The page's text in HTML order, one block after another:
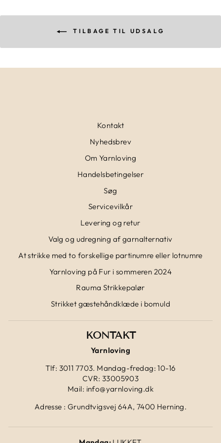
TILBAGE TIL UDSALG
Kontakt
Nyhedsbrev
Om Yarnloving
Handelsbetingelser
Søg
Servicevilkår
Levering og retur
Valg og udregning af garnalternativ
At strikke med to forskellige partinumre eller lotnumre
Yarnloving på Fur i sommeren 2024
Rauma Strikkepalør
Strikket gæstehåndklæde i bomuld
KONTAKT
Yarnloving
Tlf: 3011 7703. Mandag-fredag: 10-16
CVR: 33005903
Mail: info@yarnloving.dk
Adresse : Grundtvigsvej 64A, 7400 Herning.